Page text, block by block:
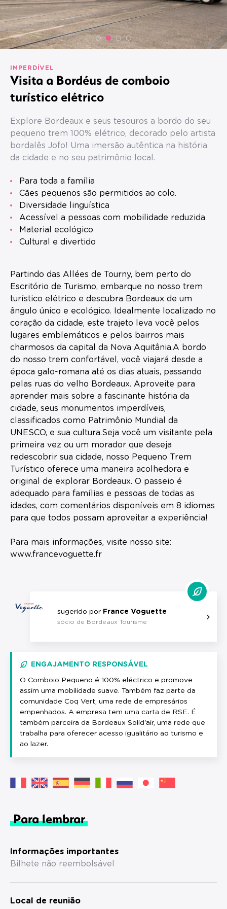
IMPERDÍVEL
Visita a Bordéus de comboio
turístico elétrico
Explore Bordeaux e seus tesouros a bordo do seu
pequeno trem 100% elétrico, decorado pelo artista
bordalês Jofo! Uma imersão autêntica na história
da cidade e no seu patrimônio local.
Para toda a família
Cães pequenos são permitidos ao colo.
Diversidade linguística
Acessível a pessoas com mobilidade reduzida
Material ecológico
Cultural e divertido
Partindo das Allées de Tourny, bem perto do
Escritório de Turismo, embarque no nosso trem
turístico elétrico e descubra Bordeaux de um
ângulo único e ecológico. Idealmente localizado no
coração da cidade, este trajeto leva você pelos
lugares emblemáticos e pelos bairros mais
charmosos da capital da Nova Aquitânia.A bordo
do nosso trem confortável, você viajará desde a
época galo-romana até os dias atuais, passando
pelas ruas do velho Bordeaux. Aproveite para
aprender mais sobre a fascinante história da
cidade, seus monumentos imperdíveis,
classificados como Patrimônio Mundial da
UNESCO, e sua cultura.Seja você um visitante pela
primeira vez ou um morador que deseja
redescobrir sua cidade, nosso Pequeno Trem
Turístico oferece uma maneira acolhedora e
original de explorar Bordeaux. O passeio é
adequado para famílias e pessoas de todas as
idades, com comentários disponíveis em 8 idiomas
para que todos possam aproveitar a experiência!
Para mais informações, visite nosso site:
www.francevoguette.fr
sugerido por France Voguette
sócio de Bordeaux Tourisme
ENGAJAMENTO RESPONSÁVEL
O Comboio Pequeno é 100% eléctrico e promove
assim uma mobilidade suave. Também faz parte da
comunidade Coq Vert, uma rede de empresários
empenhados. A empresa tem uma carta de RSE. É
também parceira da Bordeaux Solid'air, uma rede que
trabalha para oferecer acesso igualitário ao turismo e
ao lazer.
Para lembrar
Informações importantes
Bilhete não reembolsável
Local de reunião